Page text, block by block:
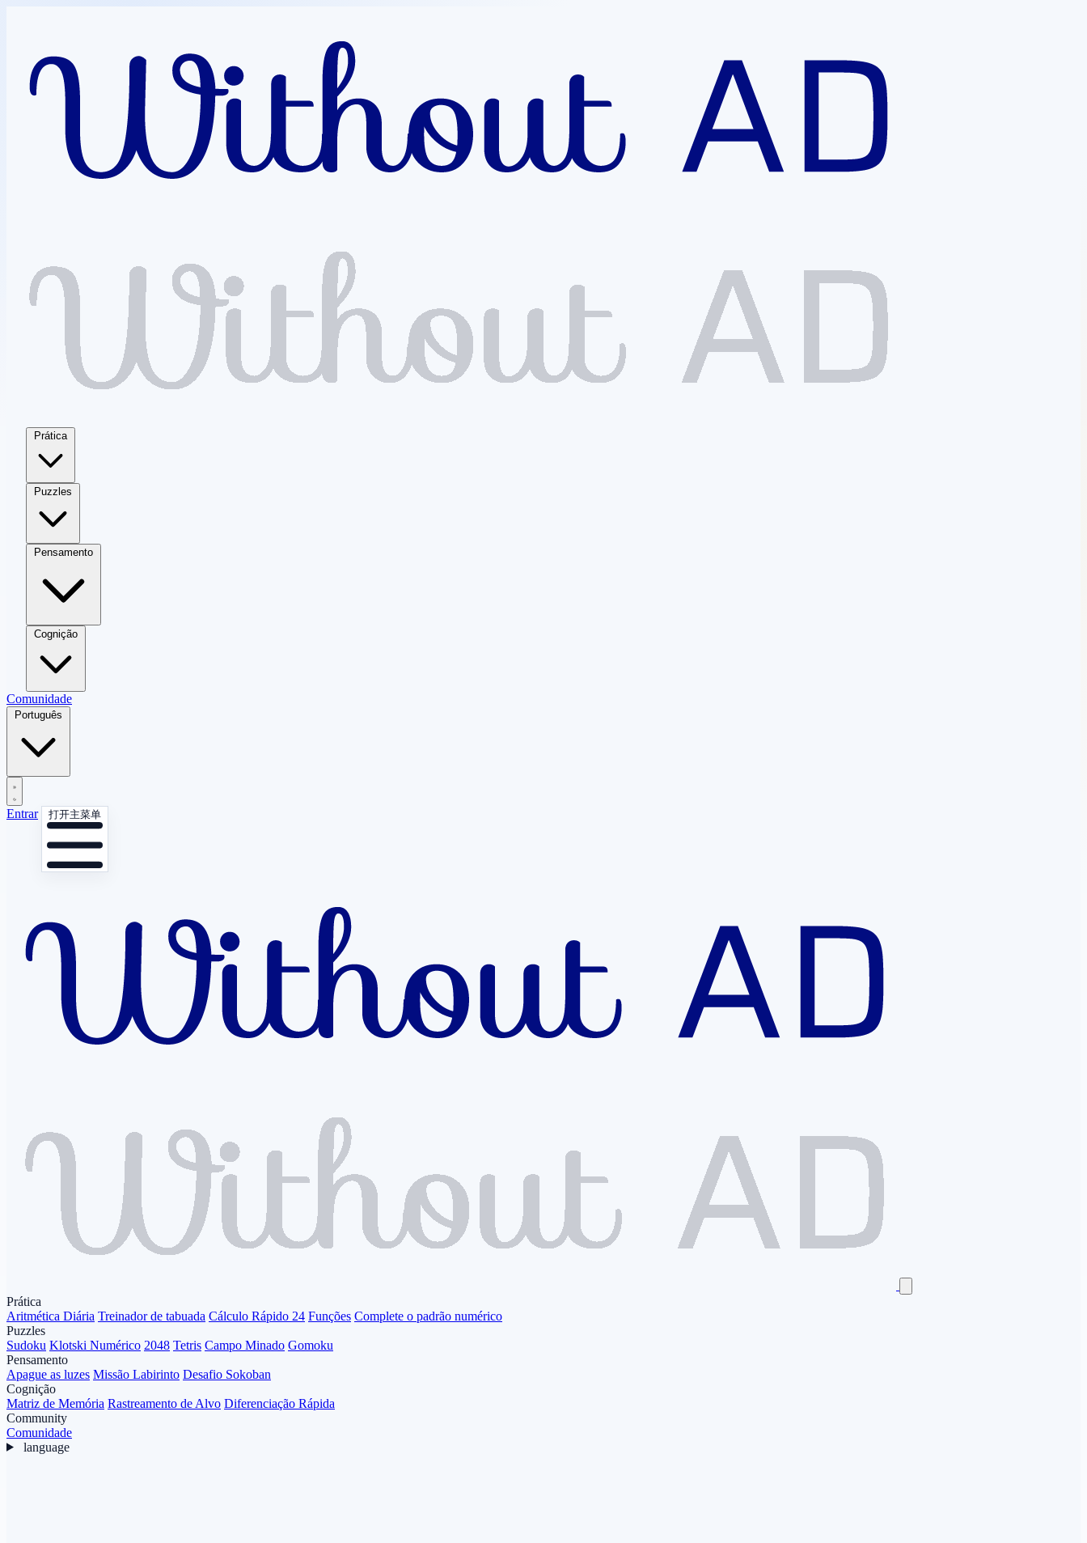
Prática
Puzzles
Pensamento
Cognição
Comunidade
Português
Entrar 打开主菜单
Prática
Aritmética Diária Treinador de tabuada Cálculo Rápido 24 Funções Complete o padrão numérico
Puzzles
Sudoku Klotski Numérico 2048 Tetris Campo Minado Gomoku
Pensamento
Apague as luzes Missão Labirinto Desafio Sokoban
Cognição
Matriz de Memória Rastreamento de Alvo Diferenciação Rápida
Community
Comunidade
language